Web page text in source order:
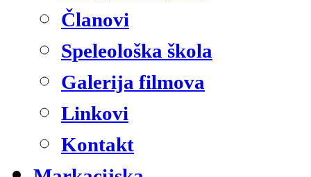
Članovi
Speleološka škola
Galerija filmova
Linkovi
Kontakt